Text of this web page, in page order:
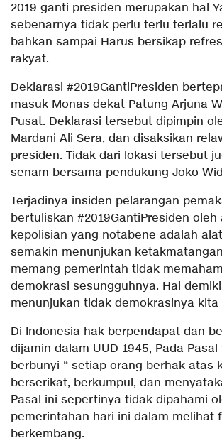
2019 ganti presiden merupakan hal
sebenarnya tidak perlu terlu terlalu
bahkan sampai Harus bersikap
rakyat.
Deklarasi #2019GantiPresiden
masuk Monas dekat Patung Arjuna
Pusat. Deklarasi tersebut dipimpin
Mardani Ali Sera, dan disaksikan
presiden. Tidak dari lokasi tersebut
senam bersama pendukung Joko
Terjadinya insiden pelarangan
bertuliskan #2019GantiPresiden oleh
kepolisian yang notabene adalah
semakin menunjukan
memang pemerintah tidak
demokrasi sesungguhnya. Hal
menunjukan tidak demokrasinya kita
Di Indonesia hak berpendapat dan
dijamin dalam UUD 1945, Pada Pasal
berbunyi “ setiap orang berhak atas
berserikat, berkumpul, dan
Pasal ini sepertinya tidak dipahami
pemerintahan hari ini dalam melihat
berkembang.